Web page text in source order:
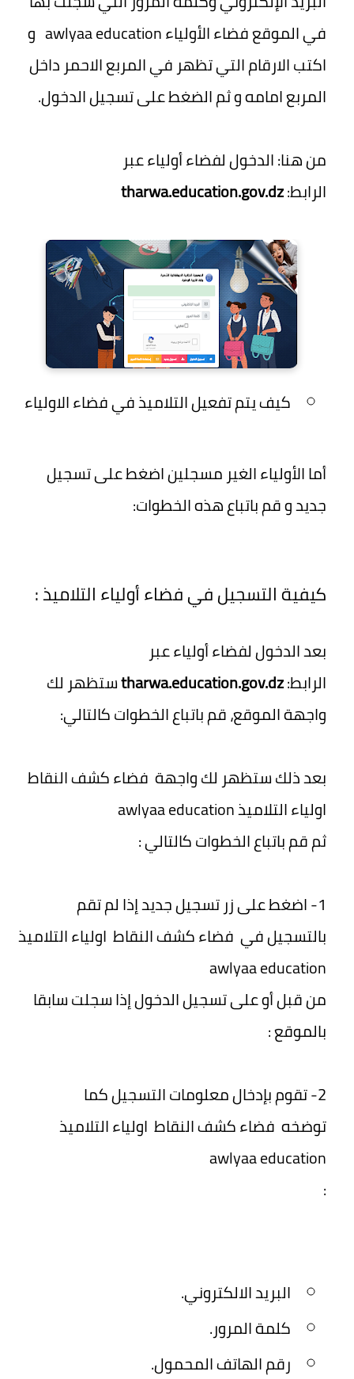
في الموقع فضاء الأولياء awlyaa education و
اكتب الارقام التي تظهر في المربع الاحمر داخل
المربع امامه و ثم الضغط على تسجيل الدخول.
من هنا: الدخول لفضاء أولياء عبر
الرابط:tharwa.education.gov.dz
كيف يتم تفعيل التلاميذ في فضاء الاولياء
أما الأولياء الغير مسجلين اضغط على تسجيل
جديد و قم باتباع هذه الخطوات:
كيفية التسجيل في فضاء أولياء التلاميذ :
بعد الدخول لفضاء أولياء عبر
الرابط:tharwa.education.gov.dzستظهر لك
واجهة الموقع، قم باتباع الخطوات كالتالي:
بعد ذلك ستظهر لك واجهة فضاء كشف النقاط
اولياء التلاميذ awlyaa education
ثم قم باتباع الخطوات كالتالي :
1- اضغط على زر تسجيل جديد إذا لم تقم
بالتسجيل في فضاء كشف النقاط اولياء التلاميذ
awlyaa education
من قبل أو على تسجيل الدخول إذا سجلت سابقا
بالموقع :
2- تقوم بإدخال معلومات التسجيل كما
توضخه فضاء كشف النقاط اولياء التلاميذ
awlyaa education
:
البريد الالكتروني.
كلمة المرور.
رقم الهاتف المحمول.